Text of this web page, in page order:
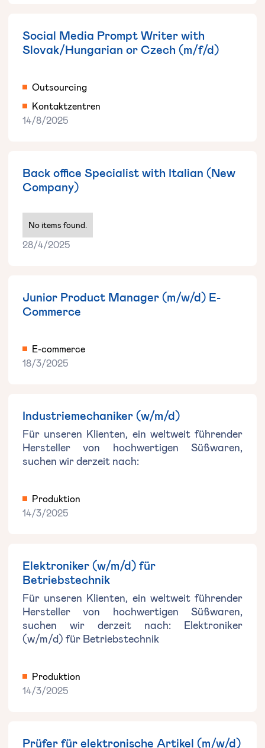
Social Media Prompt Writer with
Slovak/Hungarian or Czech (m/f/d)
Outsourcing
Kontaktzentren
14/8/2025
Back office Specialist with Italian (New
Company)
No items found.
28/4/2025
Junior Product Manager (m/w/d) E-
Commerce
E-commerce
18/3/2025
Industriemechaniker (w/m/d)
Für unseren Klienten, ein weltweit führender
Hersteller von hochwertigen Süßwaren,
suchen wir derzeit nach:
Produktion
14/3/2025
Elektroniker (w/m/d) für
Betriebstechnik
Für unseren Klienten, ein weltweit führender
Hersteller von hochwertigen Süßwaren,
suchen wir derzeit nach: Elektroniker
(w/m/d) für Betriebstechnik
Produktion
14/3/2025
Prüfer für elektronische Artikel (m/w/d)